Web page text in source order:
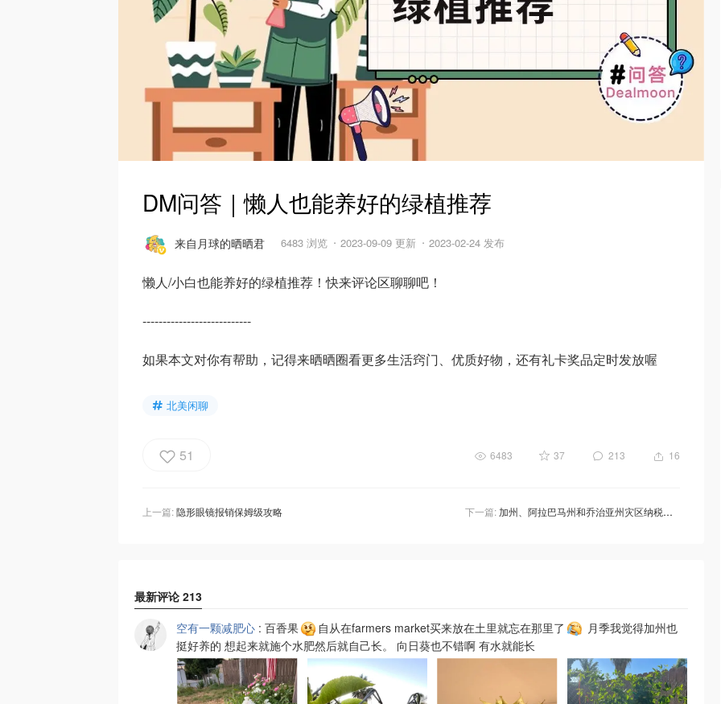
DM问答｜懒人也能养好的绿植推荐
来自月球的晒晒君 6483 浏览 2023-09-09 更新 2023-02-24 发布
懒人/小白也能养好的绿植推荐！快来评论区聊聊吧！
---------------------------
如果本文对你有帮助，记得来晒晒圈看更多生活窍门、优质好物，还有礼卡奖品定时发放喔
北美闲聊
51 6483 37 213 16
上一篇:隐形眼镜报销保姆级攻略 下一篇:加州、阿拉巴马州和乔治亚州灾区纳税人的报税截止日从5月15日延长至10月16日
最新评论 213
空有一颗减肥心 : 百香果 自从在farmers market买来放在土里就忘在那里了
月季我觉得加州也
挺好养的 想起来就施个水肥然后就自己长。 向日葵也不错啊 有水就能长